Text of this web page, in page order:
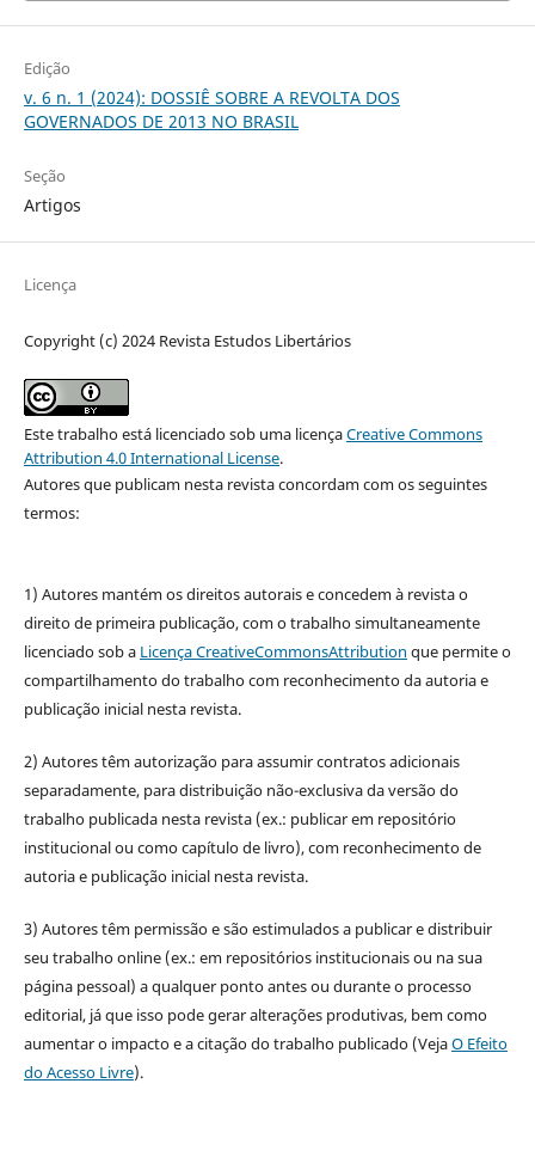
Edição
v. 6 n. 1 (2024): DOSSIÊ SOBRE A REVOLTA DOS
GOVERNADOS DE 2013 NO BRASIL
Seção
Artigos
Licença
Copyright (c) 2024 Revista Estudos Libertários
Este trabalho está licenciado sob uma licençaCreative Commons
Attribution 4.0 International License.
Autores que publicam nesta revista concordam com os seguintes
termos:
1) Autores mantém os direitos autorais e concedem à revista o
direito de primeira publicação, com o trabalho simultaneamente
licenciado sob a Licença CreativeCommonsAttribution que permite o
compartilhamento do trabalho com reconhecimento da autoria e
publicação inicial nesta revista.
2) Autores têm autorização para assumir contratos adicionais
separadamente, para distribuição não-exclusiva da versão do
trabalho publicada nesta revista (ex.: publicar em repositório
institucional ou como capítulo de livro), com reconhecimento de
autoria e publicação inicial nesta revista.
3) Autores têm permissão e são estimulados a publicar e distribuir
seu trabalho online (ex.: em repositórios institucionais ou na sua
página pessoal) a qualquer ponto antes ou durante o processo
editorial, já que isso pode gerar alterações produtivas, bem como
aumentar o impacto e a citação do trabalho publicado (VejaO Efeito
do Acesso Livre).